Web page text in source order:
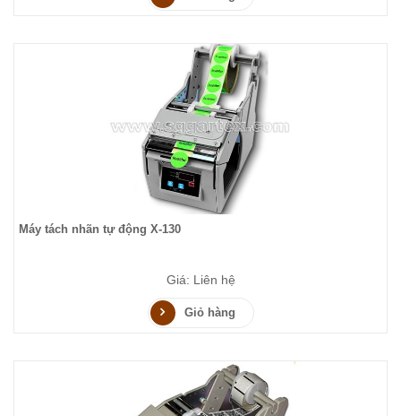
Máy tách nhãn tự động X-130
Giá: Liên hệ
Giỏ hàng